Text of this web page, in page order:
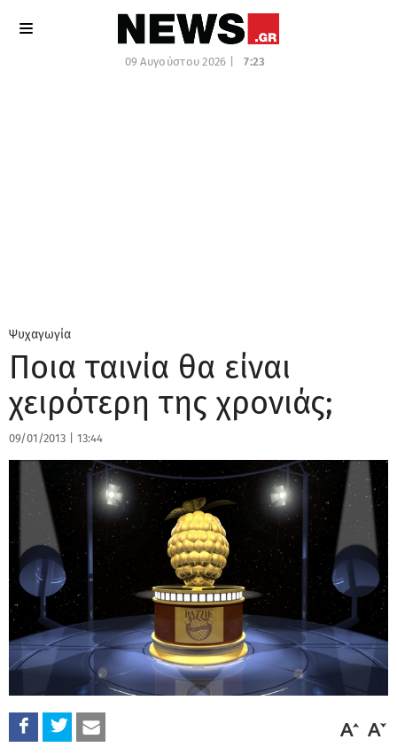
09 Αυγούστου 2026 | 7:23
Ψυχαγωγία
Ποια ταινία θα είναι
χειρότερη της χρονιάς;
09/01/2013 13:44